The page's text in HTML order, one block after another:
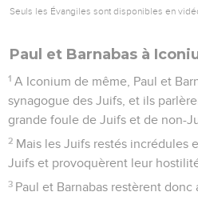
Seuls les Évangiles sont disponibles en
Paul et Barnabas à
1 A Iconium de même, Paul et
synagogue des Juifs, et ils
grande foule de Juifs et de non-
2 Mais les Juifs restés incrédules
Juifs et provoquèrent leur
3 Paul et Barnabas restèrent donc